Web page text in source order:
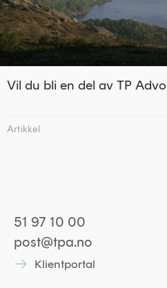
Vil du bli en del av TP
Artikkel
51 97 10 00
post@tpa.no
Lenke til kontaktskjema
Klientportal